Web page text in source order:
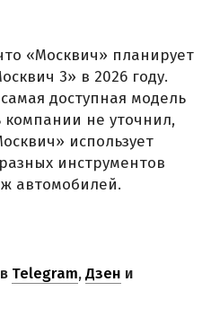
«Москвич» планирует
3» в 2026 году.
доступная модель
компании не уточнил,
использует
инструментов
автомобилей.
Telegram,Дзен и